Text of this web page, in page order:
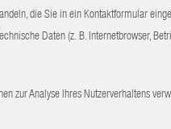
die Sie in ein Kontaktformular
Daten (z. B. Internetbrowser,
zur Analyse Ihres Nutzerverhaltens